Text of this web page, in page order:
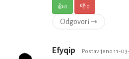
👍0 👎0
Odgovori ⇾
Efyqip Postavljeno 11-